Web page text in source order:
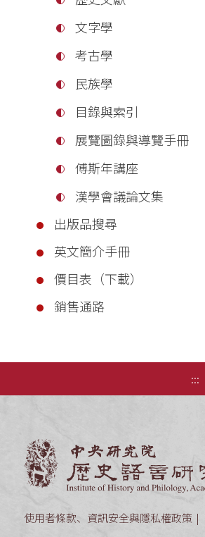
文字學
考古學
民族學
目錄與索引
展覽圖錄與導覽手冊
傅斯年講座
漢學會議論文集
出版品搜尋
英文簡介手冊
價目表（下載）
銷售通路
:::
使用者條款、資訊安全與隱私權政策